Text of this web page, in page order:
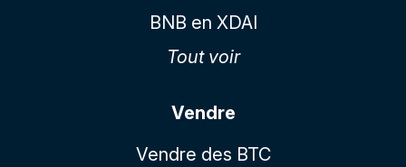
BNB en XDAI
Tout voir
Vendre
Vendre des BTC